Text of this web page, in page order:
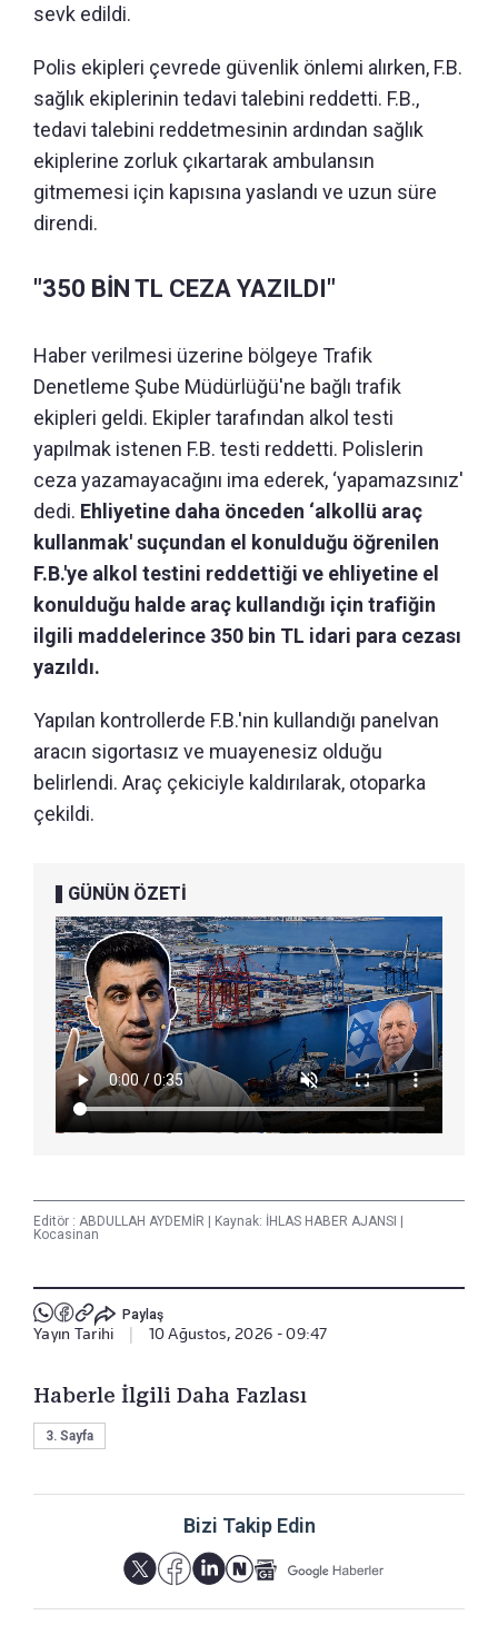
sevk edildi.
Polis ekipleri çevrede güvenlik önlemi alırken, F.B.
sağlık ekiplerinin tedavi talebini reddetti. F.B.,
tedavi talebini reddetmesinin ardından sağlık
ekiplerine zorluk çıkartarak ambulansın
gitmemesi için kapısına yaslandı ve uzun süre
direndi.
"350 BİN TL CEZA YAZILDI"
Haber verilmesi üzerine bölgeye Trafik
Denetleme Şube Müdürlüğü'ne bağlı trafik
ekipleri geldi. Ekipler tarafından alkol testi
yapılmak istenen F.B. testi reddetti. Polislerin
ceza yazamayacağını ima ederek, ‘yapamazsınız'
dedi. Ehliyetine daha önceden ‘alkollü araç
kullanmak' suçundan el konulduğu öğrenilen
F.B.'ye alkol testini reddettiği ve ehliyetine el
konulduğu halde araç kullandığı için trafiğin
ilgili maddelerince 350 bin TL idari para cezası
yazıldı.
Yapılan kontrollerde F.B.'nin kullandığı panelvan
aracın sigortasız ve muayenesiz olduğu
belirlendi. Araç çekiciyle kaldırılarak, otoparka
çekildi.
GÜNÜN ÖZETİ
Editör : ABDULLAH AYDEMİR Kaynak: İHLAS HABER AJANSI
Kocasinan
Paylaş
Yayın Tarihi 10 Ağustos, 2026 - 09:47
Haberle İlgili Daha Fazlası
3. Sayfa
Bizi Takip Edin